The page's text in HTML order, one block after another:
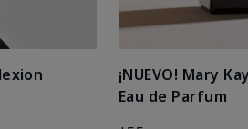
¡NUEVO! Mary
Eau de Parfum